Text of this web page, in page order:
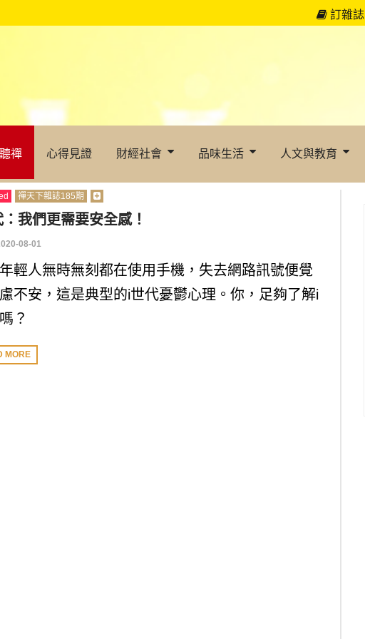
訂雜誌
聽禪 心得見證 財經社會 品味生活 人文與教育
禪天下雜誌185期
我們更需要安全感！
08-01
輕人無時無刻都在使用手機，失去網路訊號便覺
不安，這是典型的i世代憂鬱心理。你，足夠了解i
？
MORE